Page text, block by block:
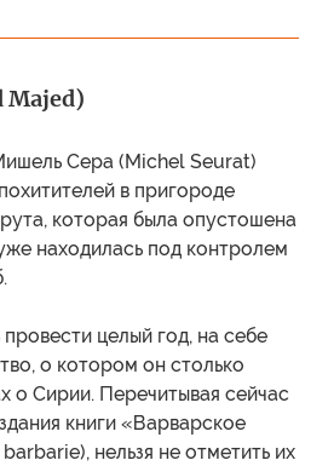
Сера (Michel Seurat)
в пригороде
которая была опустошена
находилась под контролем
целый год, на себе
о котором он столько
о Сирии. Перечитывая сейчас
книги «Варварское
нельзя не отметить их